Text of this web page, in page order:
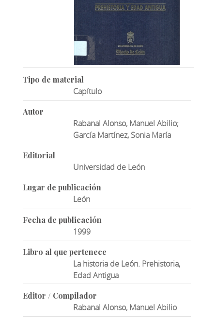
Tipo de material
Capítulo
Autor
Rabanal Alonso, Manuel Abilio;
García Martínez, Sonia María
Editorial
Universidad de León
Lugar de publicación
León
Fecha de publicación
1999
Libro al que pertenece
La historia de León. Prehistoria,
Edad Antigua
Editor / Compilador
Rabanal Alonso, Manuel Abilio